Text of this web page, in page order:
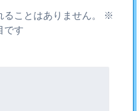
ことはありません。
※
です